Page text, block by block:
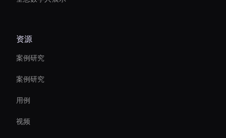
资源
案例研究
案例研究
用例
视频